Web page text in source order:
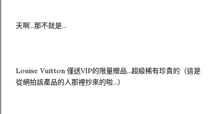
天啊...那不就是...
Louise Vuitton 僅送VIP的限量贈品...超級稀有珍貴的（這是
從網拍該產品的人那裡抄來的啦...）